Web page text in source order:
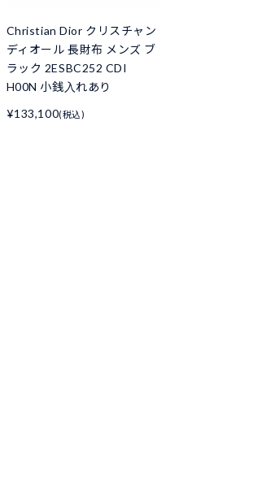
Christian Dior クリスチャン
ディオール 長財布 メンズ ブ
ラック 2ESBC252 CDI
H00N 小銭入れあり
¥133,100(税込)